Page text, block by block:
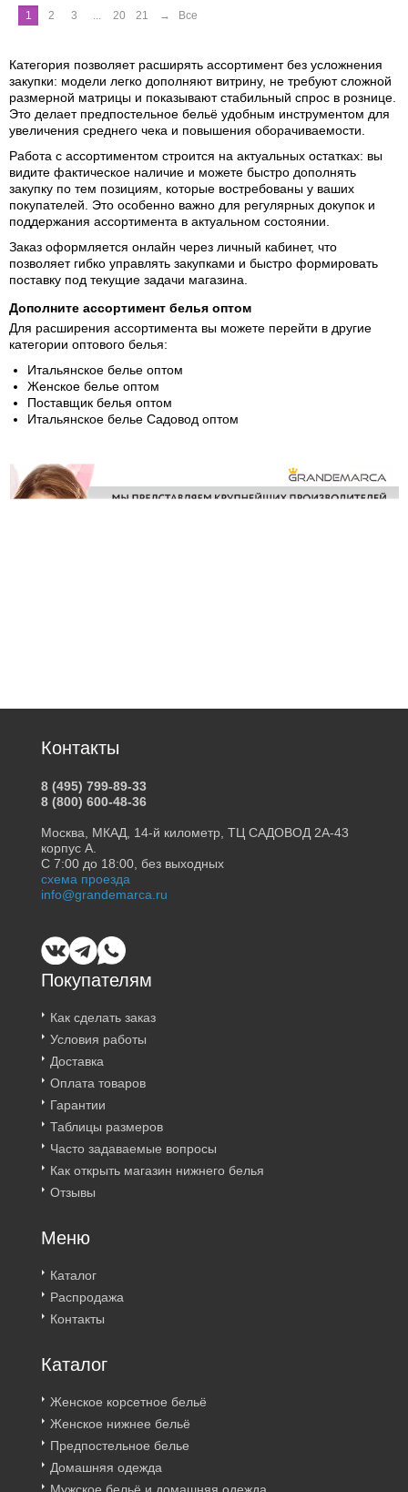
1 2 3 ... 20 21 → Все
Категория позволяет расширять ассортимент без усложнения
закупки: модели легко дополняют витрину, не требуют сложной
размерной матрицы и показывают стабильный спрос в рознице.
Это делает предпостельное бельё удобным инструментом для
увеличения среднего чека и повышения оборачиваемости.
Работа с ассортиментом строится на актуальных остатках: вы
видите фактическое наличие и можете быстро дополнять
закупку по тем позициям, которые востребованы у ваших
покупателей. Это особенно важно для регулярных докупок и
поддержания ассортимента в актуальном состоянии.
Заказ оформляется онлайн через личный кабинет, что
позволяет гибко управлять закупками и быстро формировать
поставку под текущие задачи магазина.
Дополните ассортимент белья оптом
Для расширения ассортимента вы можете перейти в другие
категории оптового белья:
Итальянское белье оптом
Женское белье оптом
Поставщик белья оптом
Итальянское белье Садовод оптом
Покупателям
Как сделать заказ
Условия работы
Доставка
Оплата товаров
Гарантии
Таблицы размеров
Часто задаваемые вопросы
Как открыть магазин нижнего белья
Отзывы
Меню
Каталог
Распродажа
Контакты
Каталог
Женское корсетное бельё
Женское нижнее бельё
Предпостельное белье
Домашняя одежда
Контакты
8 (495) 799-89-33
8 (800) 600-48-36
Москва, МКАД, 14-й километр, ТЦ САДОВОД 2А-43
корпус А.
С 7:00 до 18:00, без выходных
схема проезда
info@grandemarca.ru